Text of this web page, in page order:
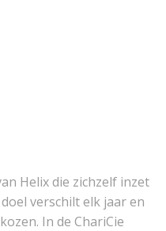
Helix die zichzelf inzet
verschilt elk jaar en
In de ChariCie